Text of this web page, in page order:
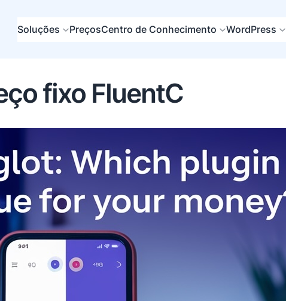
Soluções PreçosCentro de Conhecimento WordPress
fixo FluentC